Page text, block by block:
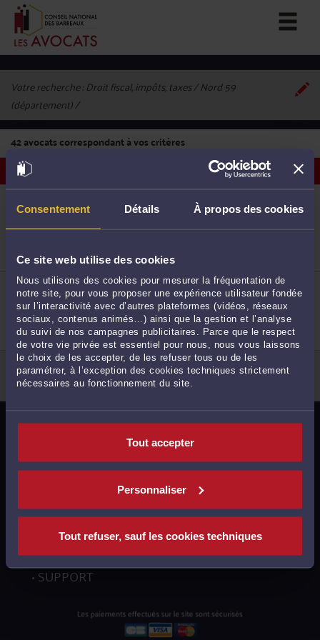
Consentement Détails À propos des cookies
Ce site web utilise des cookies
Nous utilisons des cookies pour mesurer la fréquentation de
notre site, pour vous proposer une expérience utilisateur fondée
sur l’interactivité avec d’autres plateformes (vidéos, réseaux
sociaux, contenus animés…) ainsi que la gestion et l’analyse
du suivi de nos campagnes publicitaires. Parce que le respect
de votre vie privée est essentiel pour nous, nous vous laissons
le choix de les accepter, de les refuser tous ou de les
paramétrer, à l’exception des cookies techniques strictement
nécessaires au fonctionnement du site.
Tout accepter
Personnaliser
Tout refuser, sauf les cookies techniques
Votre recherche :Droit fiscal, impôts, taxes / Nord 59
(département)
42avocats correspondant à vos critères
Voir les avocats sur une carte
41
ME LOUISE DEBONNET
28, rue des Jardins 59000 LILLE
Droit fiscal et droit douanier
Droit des sociétés
42
ME FRANÇOIS WIBAUT
118, rue Nationale 59710 PONT A MARCQ
Droit fiscal et droit douanier
POLITIQUE DE CONFIDENTIALITÉ
POLITIQUE DES COOKIES
CGU AVOCATS
CGUV UTILISATEURS
PLAN DU SITE
SUPPORT